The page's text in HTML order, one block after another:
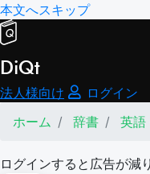
本文へスキップ
DiQt
法人様向け
ログイン
ホーム
辞書 英語
ログインすると広告が減